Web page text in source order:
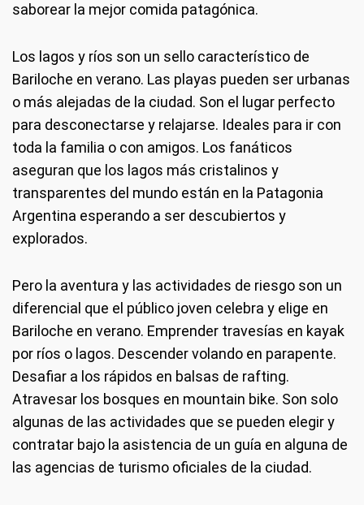
saborear la mejor comida patagónica.
Los lagos y ríos son un sello característico de
Bariloche en verano. Las playas pueden ser urbanas
o más alejadas de la ciudad. Son el lugar perfecto
para desconectarse y relajarse. Ideales para ir con
toda la familia o con amigos. Los fanáticos
aseguran que los lagos más cristalinos y
transparentes del mundo están en la Patagonia
Argentina esperando a ser descubiertos y
explorados.
Pero la aventura y las actividades de riesgo son un
diferencial que el público joven celebra y elige en
Bariloche en verano. Emprender travesías en kayak
por ríos o lagos. Descender volando en parapente.
Desafiar a los rápidos en balsas de rafting.
Atravesar los bosques en mountain bike. Son solo
algunas de las actividades que se pueden elegir y
contratar bajo la asistencia de un guía en alguna de
las agencias de turismo oficiales de la ciudad.